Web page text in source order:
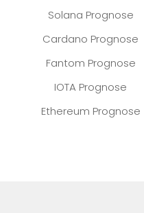
Solana Prognose
Cardano Prognose
Fantom Prognose
IOTA Prognose
Ethereum Prognose